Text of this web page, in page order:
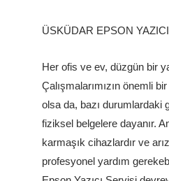
ÜSKÜDAR EPSON
Her ofis ve ev, düzgün bir
Çalışmalarımızın önemli
olsa da, bazı durumlardaki
fiziksel belgelere dayanır.
karmaşık cihazlardır ve
profesyonel yardım